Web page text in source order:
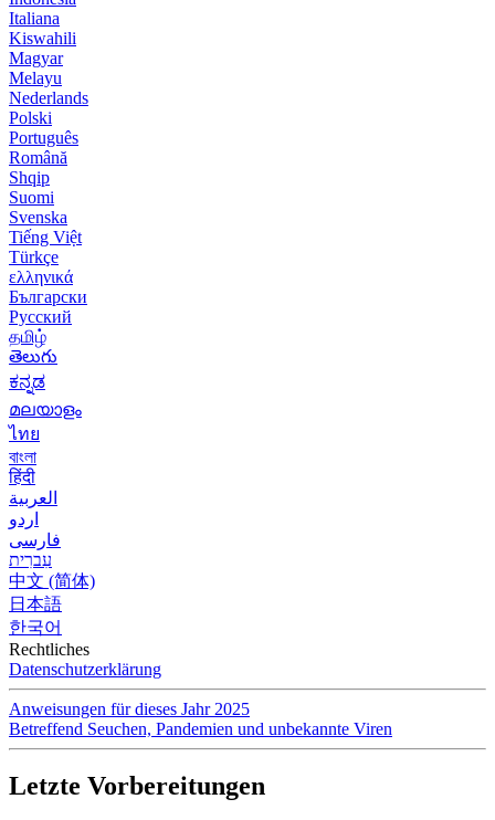
Italiana
Kiswahili
Magyar
Melayu
Nederlands
Polski
Português
Română
Shqip
Suomi
Svenska
Tiếng Việt
Türkçe
ελληνικά
Български
Русский
தமிழ்
తెలుగు
ಕನ್ನಡ
മലയാളം
ไทย
বাংলা
हिंदी
العربية
اردو
فارسی
עִברִית
中文 (简体)
日本語
한국어
Rechtliches
Datenschutzerklärung
Anweisungen für dieses Jahr 2025
Betreffend Seuchen, Pandemien und unbekannte Viren
Letzte Vorbereitungen